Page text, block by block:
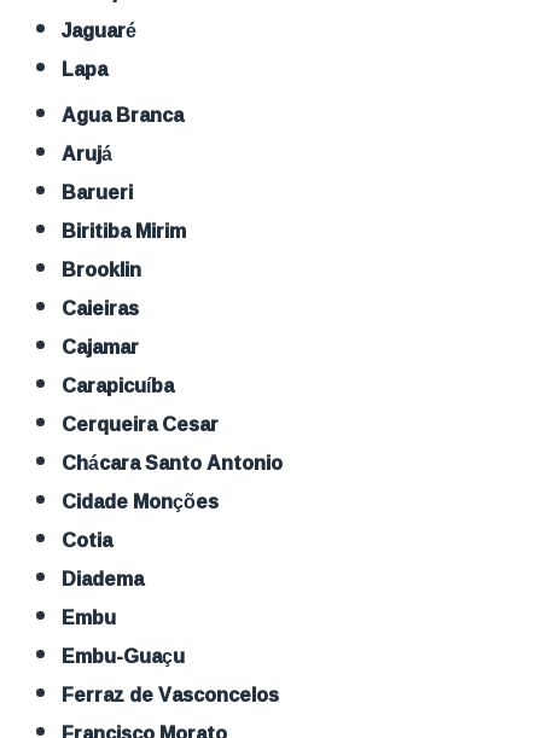
Jaguaré
Lapa
Agua Branca
Arujá
Barueri
Biritiba Mirim
Brooklin
Caieiras
Cajamar
Carapicuíba
Cerqueira Cesar
Chácara Santo Antonio
Cidade Monções
Cotia
Diadema
Embu
Embu-Guaçu
Ferraz de Vasconcelos